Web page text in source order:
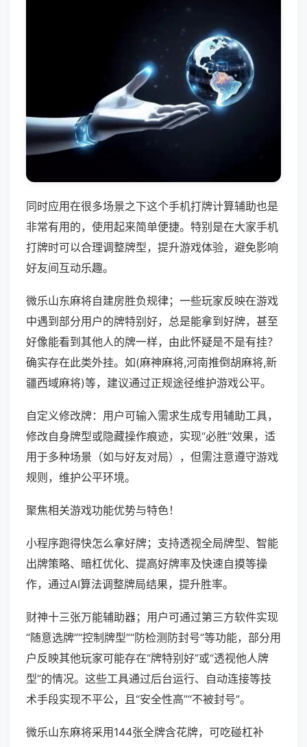
同时应用在很多场景之下这个手机打牌计算辅助也是
非常有用的，使用起来简单便捷。特别是在大家手机
打牌时可以合理调整牌型，提升游戏体验，避免影响
好友间互动乐趣。
微乐山东麻将自建房胜负规律；一些玩家反映在游戏
中遇到部分用户的牌特别好，总是能拿到好牌，甚至
好像能看到其他人的牌一样，由此怀疑是不是有挂？
确实存在此类外挂。如(麻神麻将,河南推倒胡麻将,新
疆西域麻将)等，建议通过正规途径维护游戏公平。
自定义修改牌：用户可输入需求生成专用辅助工具，
修改自身牌型或隐藏操作痕迹，实现“必胜”效果，适
用于多种场景（如与好友对局），但需注意遵守游戏
规则，维护公平环境。
聚焦相关游戏功能优势与特色！
小程序跑得快怎么拿好牌；支持透视全局牌型、智能
出牌策略、暗杠优化、提高好牌率及快速自摸等操
作，通过AI算法调整牌局结果，提升胜率。
财神十三张万能辅助器；用户可通过第三方软件实现
“随意选牌”“控制牌型”“防检测防封号”等功能，部分用
户反映其他玩家可能存在“牌特别好”或“透视他人牌
型”的情况。这些工具通过后台运行、自动连接等技
术手段实现不平公，且“安全性高”“不被封号”。
微乐山东麻将采用144张全牌含花牌，可吃碰杠补